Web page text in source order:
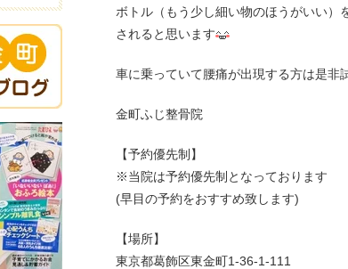
ボトル（もう少し細い物のほうがいい）
されると思います
車に乗っていて腰痛が出現する方は是非
金町ふじ整骨院
【予約優先制】
※当院は予約優先制となっております
(早目の予約をおすすめ致します)
【場所】
東京都葛飾区東金町1-36-1-111